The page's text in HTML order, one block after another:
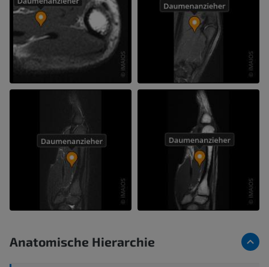
Anatomische Hierarchie